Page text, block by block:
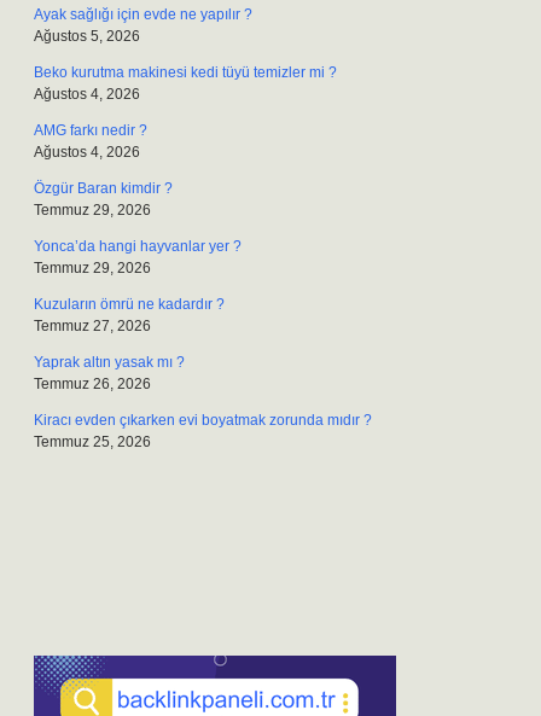
Ayak sağlığı için evde ne yapılır ?
Ağustos 5, 2026
Beko kurutma makinesi kedi tüyü temizler mi ?
Ağustos 4, 2026
AMG farkı nedir ?
Ağustos 4, 2026
Özgür Baran kimdir ?
Temmuz 29, 2026
Yonca’da hangi hayvanlar yer ?
Temmuz 29, 2026
Kuzuların ömrü ne kadardır ?
Temmuz 27, 2026
Yaprak altın yasak mı ?
Temmuz 26, 2026
Kiracı evden çıkarken evi boyatmak zorunda mıdır ?
Temmuz 25, 2026